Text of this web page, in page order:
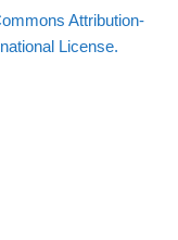
Attribution-
License.